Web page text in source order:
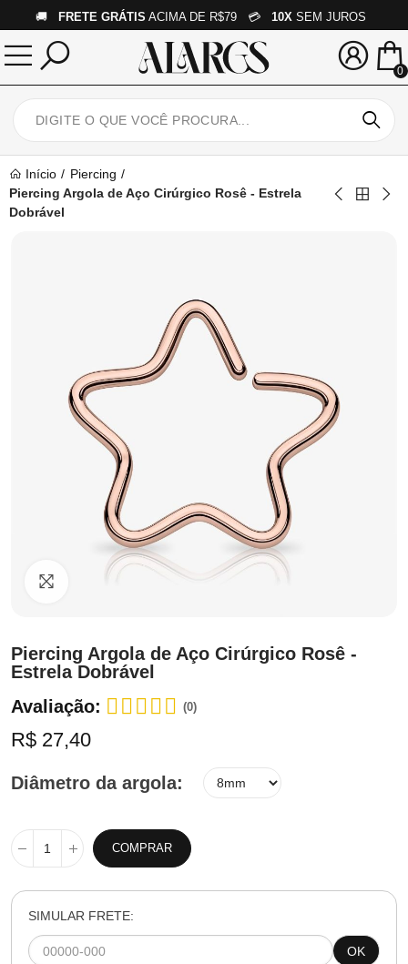
🚚 FRETE GRÁTIS ACIMA DE R$79 💳 10X SEM JUROS
0
Início
Piercing
Piercing Argola de Aço Cirúrgico Rosê - Estrela
Dobrável
Clique para ampliar
Piercing Argola de Aço Cirúrgico Rosê -
Estrela Dobrável
Avaliação:
(0)
R$ 27,40
Diâmetro da argola
COMPRAR
SIMULAR FRETE:
OK